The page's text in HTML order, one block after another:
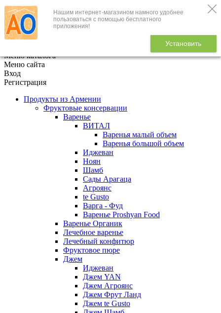
Нашим интернет-магазином намного удобнее
пользоваться с помощью бесплатного
приложения!
Установить
+7 (495) 646-888-1
В корзине
Меню каталога
Меню сайта
Вход
Регистрация
Продукты из Армении
Фруктовые консервации
Варенье
ВИТАЛ
Варенья малый объем
Варенья большой объем
Иджеван
Ноян
Шамб
Сады Арагаца
Агроянс
te Gusto
Варга - Фуд
Варенье Proshyan Food
Варенье Органик
Лечебное варенье
Лечебный конфитюр
Фруктовое пюре
Джем
Иджеван
Джем YAN
Джем Агроянс
Джем Фрут Ланд
Джем te Gusto